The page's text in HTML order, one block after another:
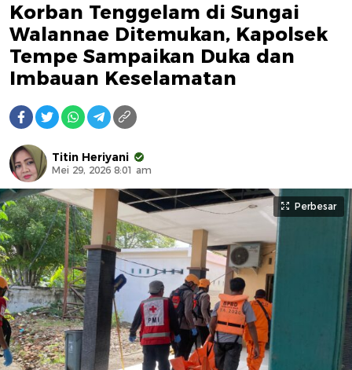
Korban Tenggelam di Sungai
Walannae Ditemukan, Kapolsek
Tempe Sampaikan Duka dan
Imbauan Keselamatan
Titin Heriyani
Mei 29, 2026 8:01 am
Perbesar